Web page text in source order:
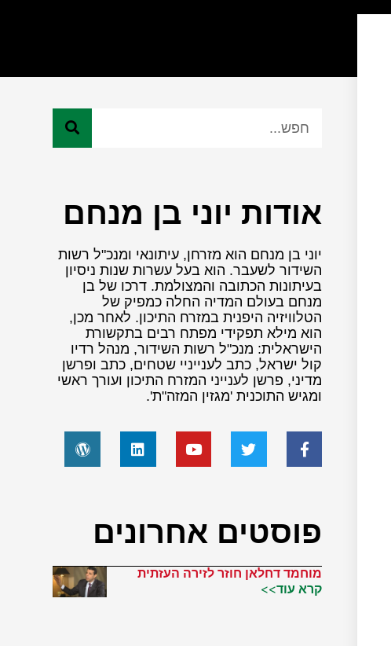
אודות יוני בן מנחם
יוני בן מנחם הוא מזרחן, עיתונאי ומנכ"ל רשות
השידור לשעבר. הוא בעל עשרות שנות ניסיון
בעיתונות הכתובה והמצולמת. דרכו של בן
מנחם בעולם המדיה החלה כמפיק של
הטלוויזיה היפנית במזרח התיכון. לאחר מכן,
הוא מילא תפקידי מפתח רבים בתקשורת
הישראלית: מנכ"ל רשות השידור, מנהל רדיו
קול ישראל, כתב לענייניי שטחים, כתב ופרשן
מדיני, פרשן לענייני המזרח התיכון ועורך ראשי
ומגיש התוכנית 'מגזין המזה"ת'.
פוסטים אחרונים
מוחמד דחלאן חוזר לזירה העזתית
קרא עוד>>